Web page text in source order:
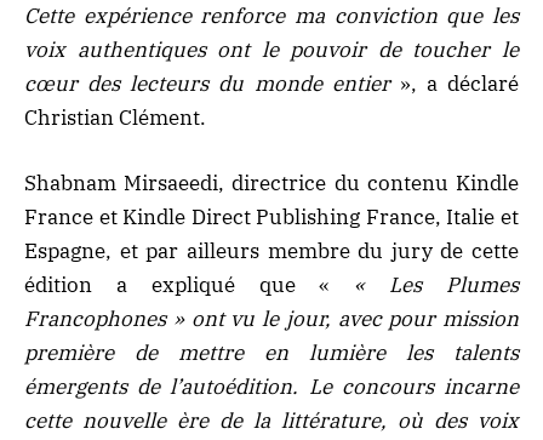
Cette expérience renforce ma conviction que les
voix authentiques ont le pouvoir de toucher le
cœur des lecteurs du monde entier», a déclaré
Christian Clément.
Shabnam Mirsaeedi, directrice du contenu Kindle
France et Kindle Direct Publishing France, Italie et
Espagne, et par ailleurs membre du jury de cette
édition a expliqué que « « Les Plumes
Francophones » ont vu le jour, avec pour mission
première de mettre en lumière les talents
émergents de l’autoédition. Le concours incarne
cette nouvelle ère de la littérature, où des voix